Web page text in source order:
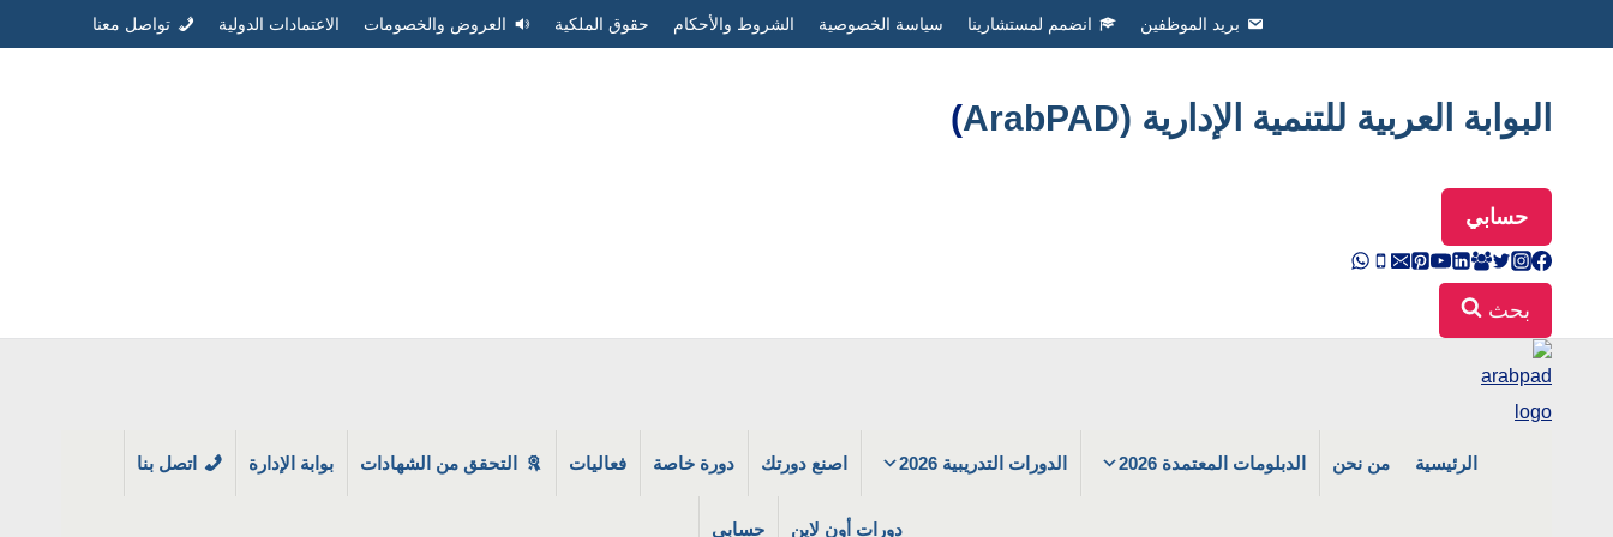
to
بريد الموظفين انضمم لمستشارينا سياسة الخصوصية الشروط والأحكام حقوق الملكية العروض والخصومات الاعتمادات الدولية تواصل معنا
البوابة العربية للتنمية الإدارية (ArabPAD )
حسابي
بحث
الرئيسية من نحن الدبلومات المعتمدة 2026 الدورات التدريبية 2026 اصنع دورتك دورة خاصة فعاليات التحقق من الشهادات بوابة الإدارة اتصل بنا
دورات أون لاين حسابي